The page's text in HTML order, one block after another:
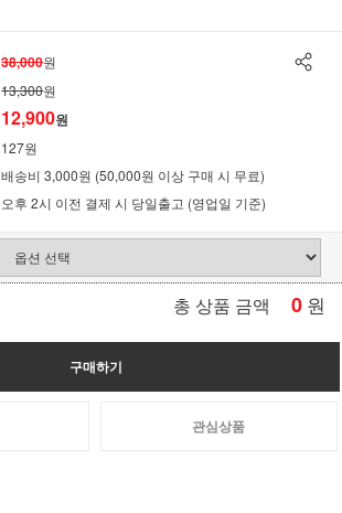
38,000원
13,300원
12,900원
127원
배송비 3,000원 (50,000원 이상 구매 시 무료)
오후 2시 이전 결제 시 당일출고 (영업일 기준)
총 상품 금액 0 원
구매하기
관심상품